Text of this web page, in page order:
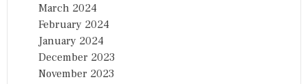
March 2024
February 2024
January 2024
December 2023
November 2023